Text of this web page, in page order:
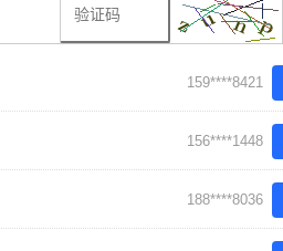
159****8421
156****1448
188****8036